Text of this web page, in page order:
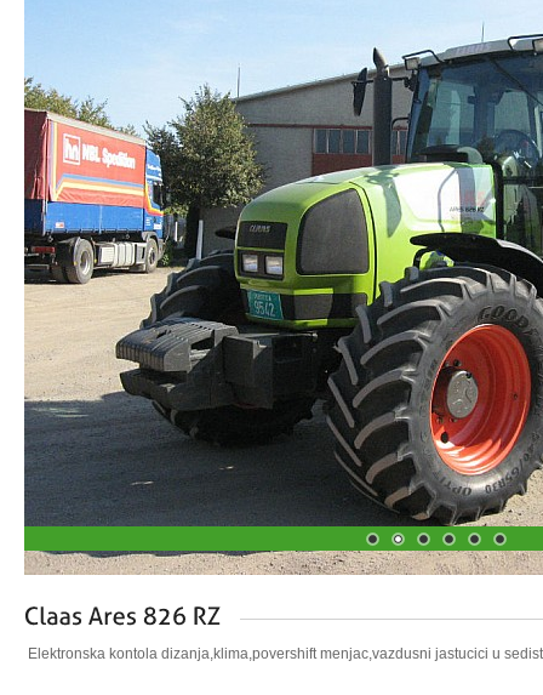
Elektronska kontola dizanja,klima,povershift menjac,vazdusni jastucici u